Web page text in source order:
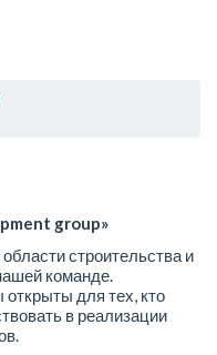
group»
строительства и
команде.
для тех, кто
в реализации